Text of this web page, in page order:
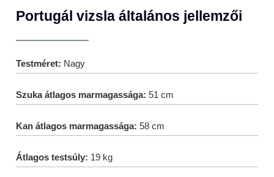
Portugál vizsla általános jellemzői
Testméret: Nagy
Szuka átlagos marmagassága: 51 cm
Kan átlagos marmagassága: 58 cm
Átlagos testsúly: 19 kg